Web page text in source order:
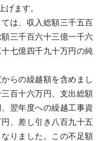
ます。
は、収入総額三千五百
三千百六十三億一千六
七億四千九十万円の純
らの繰越額を含めまし
百十六万円、支出総額
翌年度への繰越工事資
、差し引き八百九十五
りました。この不足額